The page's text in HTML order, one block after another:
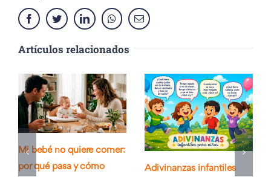
FacebookTwitterLinkedInWhatsappEmail
Artículos relacionados
Mi bebé no quiere comer:
por qué pasa y cómo
Adivinanzas infantiles